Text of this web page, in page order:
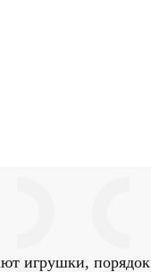
игрушки, порядок